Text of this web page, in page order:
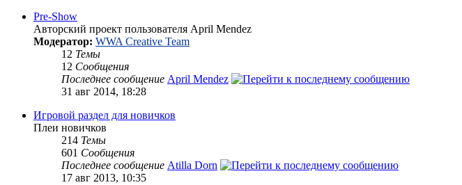
Pre-Show
Авторский проект пользователя April Mendez
Модератор: WWA Creative Team
12 Темы
12 Сообщения
Последнее сообщение April Mendez
31 авг 2014, 18:28
Игровой раздел для новичков
Плеи новичков
214 Темы
601 Сообщения
Последнее сообщение Atilla Dorn
17 авг 2013, 10:35